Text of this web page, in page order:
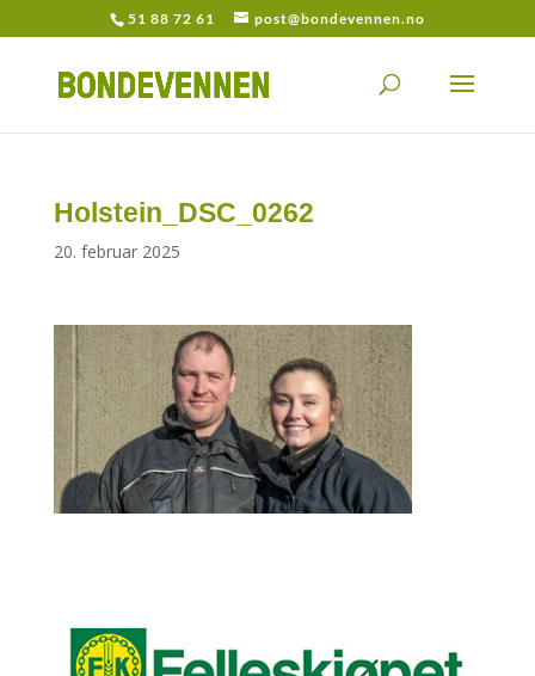
51 88 72 61 post@bondevennen.no
Holstein_DSC_0262
20. februar 2025